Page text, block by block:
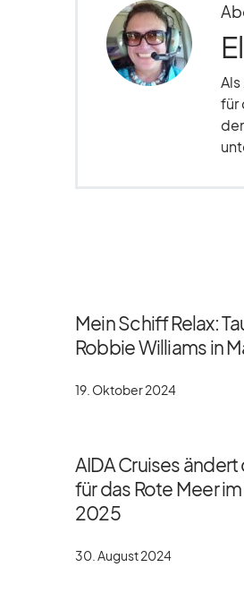
für
Mein Schiff Relax:
Robbie Williams in
19. Oktober 2024
AIDA Cruises ändert
für das Rote Meer
2025
30. August 2024